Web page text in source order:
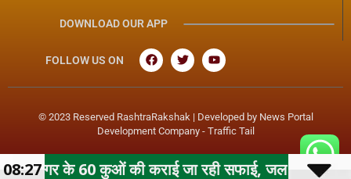
DOWNLOAD OUR APP
FOLLOW US ON
© 2023 Reserved RashtraRakshak | Developed by News Portal
Development Company- Traffic Tail
कुओं की कराई जा रही सफाई, जल गंगा संवर्धन अभियान के
08:27